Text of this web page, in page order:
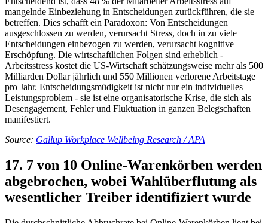
mangelnde Einbeziehung in Entscheidungen zurückführen, die sie
betreffen. Dies schafft ein Paradoxon: Von Entscheidungen
ausgeschlossen zu werden, verursacht Stress, doch in zu viele
Entscheidungen einbezogen zu werden, verursacht kognitive
Erschöpfung. Die wirtschaftlichen Folgen sind erheblich -
Arbeitsstress kostet die US-Wirtschaft schätzungsweise mehr als 500
Milliarden Dollar jährlich und 550 Millionen verlorene Arbeitstage
pro Jahr. Entscheidungsmüdigkeit ist nicht nur ein individuelles
Leistungsproblem - sie ist eine organisatorische Krise, die sich als
Desengagement, Fehler und Fluktuation in ganzen Belegschaften
manifestiert.
Source: Gallup Workplace Wellbeing Research / APA
17. 7 von 10 Online-Warenkörben werden
abgebrochen, wobei Wahlüberflutung als
wesentlicher Treiber identifiziert wurde